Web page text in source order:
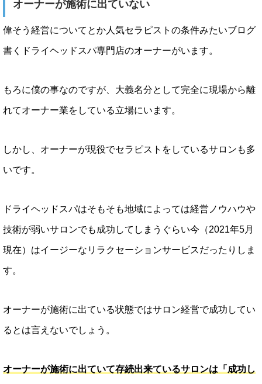
オーナーが施術に出ていない
偉そう経営についてとか人気セラピストの条件みたいブログ
書くドライヘッドスパ専門店のオーナーがいます。
もろに僕の事なのですが、大義名分として完全に現場から離
れてオーナー業をしている立場にいます。
しかし、オーナーが現役でセラピストをしているサロンも多
いです。
ドライヘッドスパはそもそも地域によっては経営ノウハウや
技術が弱いサロンでも成功してしまうぐらい今（2021年5月
現在）はイージーなリラクセーションサービスだったりしま
す。
オーナーが施術に出ている状態ではサロン経営で成功してい
るとは言えないでしょう。
オーナーが施術に出ていて存続出来ているサロンは「成功し